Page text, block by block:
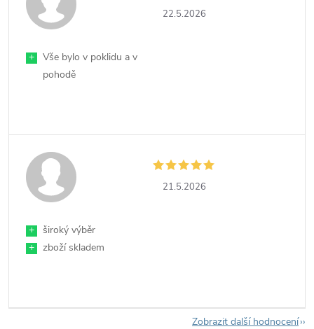
22.5.2026
+
Vše bylo v poklidu a v
pohodě
21.5.2026
+
široký výběr
+
zboží skladem
Zobrazit další hodnocení